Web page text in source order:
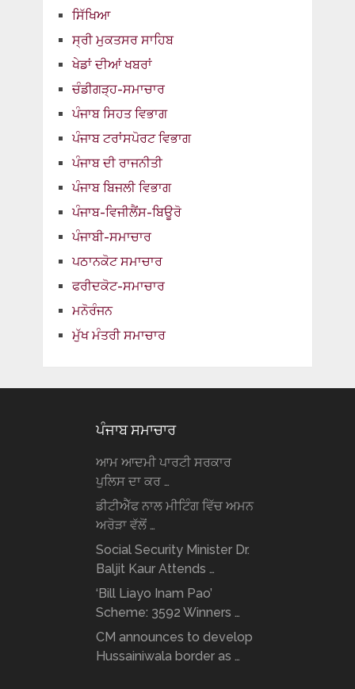
ਸਿੱਖਿਆ
ਸ੍ਰੀ ਮੁਕਤਸਰ ਸਾਹਿਬ
ਖੇਡਾਂ ਦੀਆਂ ਖਬਰਾਂ
ਚੰਡੀਗੜ੍ਹ-ਸਮਾਚਾਰ
ਪੰਜਾਬ ਸਿਹਤ ਵਿਭਾਗ
ਪੰਜਾਬ ਟਰਾਂਸਪੋਰਟ ਵਿਭਾਗ
ਪੰਜਾਬ ਦੀ ਰਾਜਨੀਤੀ
ਪੰਜਾਬ ਬਿਜਲੀ ਵਿਭਾਗ
ਪੰਜਾਬ-ਵਿਜੀਲੈਂਸ-ਬਿਊਰੋ
ਪੰਜਾਬੀ-ਸਮਾਚਾਰ
ਪਠਾਨਕੋਟ ਸਮਾਚਾਰ
ਫਰੀਦਕੋਟ-ਸਮਾਚਾਰ
ਮਨੋਰੰਜਨ
ਮੁੱਖ ਮੰਤਰੀ ਸਮਾਚਾਰ
ਪੰਜਾਬ ਸਮਾਚਾਰ
ਆਮ ਆਦਮੀ ਪਾਰਟੀ ਸਰਕਾਰ
ਪੁਲਿਸ ਦਾ ਕਰ …
ਡੀਟੀਐੱਫ ਨਾਲ ਮੀਟਿੰਗ ਵਿੱਚ ਅਮਨ
ਅਰੋੜਾ ਵੱਲੋਂ …
Social Security Minister Dr.
Baljit Kaur Attends …
‘Bill Liayo Inam Pao’
Scheme: 3592 Winners …
CM announces to develop
Hussainiwala border as …